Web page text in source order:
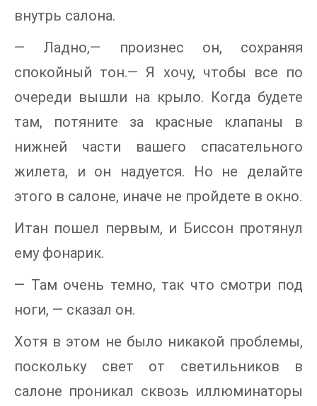
внутрь салона.
— Ладно,— произнес он, сохраняя
спокойный тон.— Я хочу, чтобы все по
очереди вышли на крыло. Когда будете
там, потяните за красные клапаны в
нижней части вашего спасательного
жилета, и он надуется. Но не делайте
этого в салоне, иначе не пройдете в окно.
Итан пошел первым, и Биссон протянул
ему фонарик.
— Там очень темно, так что смотри под
ноги, — сказал он.
Хотя в этом не было никакой проблемы,
поскольку свет от светильников в
салоне проникал сквозь иллюминаторы